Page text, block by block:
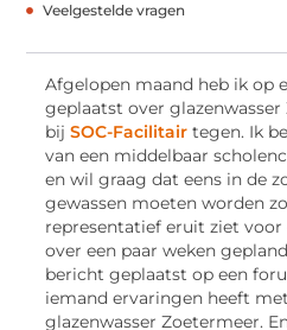
Veelgestelde vragen
Afgelopen maand heb ik op
geplaatst over
bijSOC-Facilitair tegen. Ik
van een middelbaar
en wil graag dat eens in de
gewassen moeten worden
representatief eruit ziet voor
over een paar weken
bericht geplaatst op een
iemand ervaringen heeft
glazenwasser Zoetermeer.